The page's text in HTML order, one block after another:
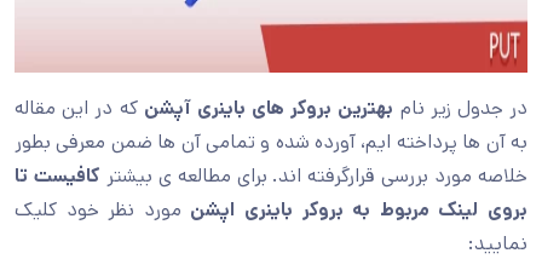
در جدول زیر نام بهترین بروکر های باینری آپشنکه در این مقاله
به آن ها پرداخته ایم، آورده شده و تمامی آن ها ضمن معرفی بطور
خلاصه مورد بررسی قرارگرفته اند. برای مطالعه ی بیشتر کافیست تا
بروی لینک مربوط به بروکر باینری اپشن مورد نظر خود کلیک
نمایید: